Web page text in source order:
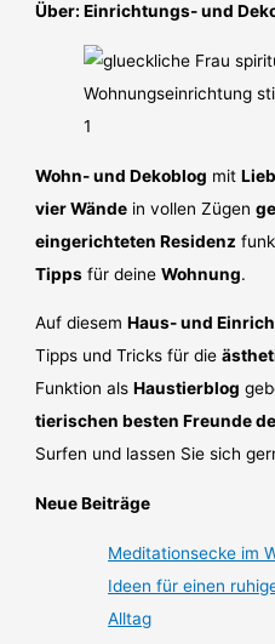
Über: Einrichtungs- und
Wohn- und Dekoblog mit
vier Wände in vollen Zügen
eingerichteten Residenz
Tipps für deineWohnung.
Auf diesemHaus- und
Tipps und Tricks für die
Funktion alsHaustierblog
tierischen besten Freunde
Surfen und lassen Sie sich
Neue Beiträge
Meditationsecke im
Ideen für einen
Alltag